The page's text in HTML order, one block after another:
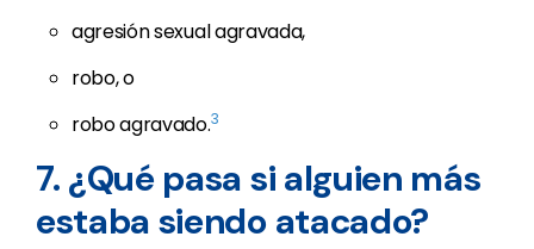
agresión sexual agravada,
robo, o
robo agravado.3
7. ¿Qué pasa si alguien más
estaba siendo atacado?